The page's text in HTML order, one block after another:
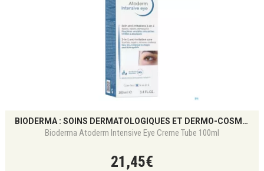
BIODERMA : SOINS DERMATOLOGIQUES ET DERMO-COSMÉTIQUES POUR TOUS LES TYPES DE PEAU
Bioderma Atoderm Intensive Eye Creme Tube 100ml
21 ,45€